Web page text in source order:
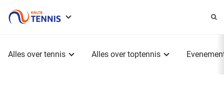
Alles over tennis Alles over toptennis